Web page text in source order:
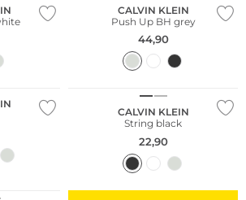
CALVIN KLEIN
Push Up BH grey
44,90
CALVIN KLEIN
String black
22,90